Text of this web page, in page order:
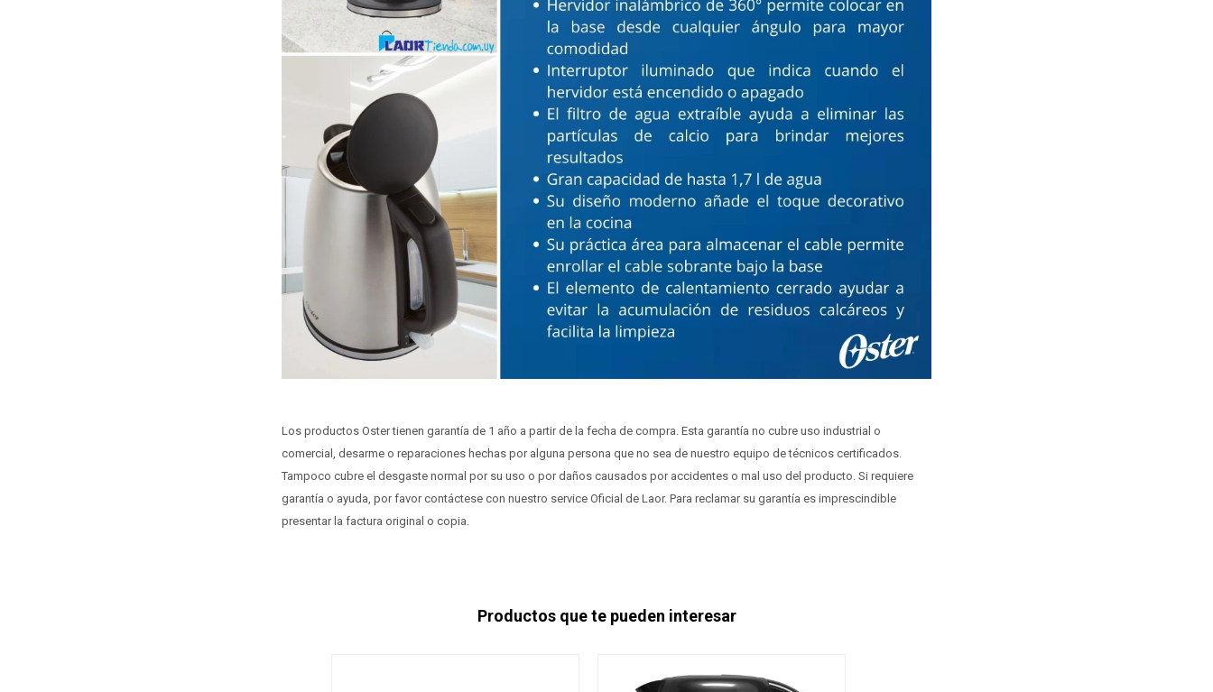
Los productos Oster tienen garantía de 1 año a partir de la fecha de compra. Esta garantía no cubre uso industrial o
comercial, desarme o reparaciones hechas por alguna persona que no sea de nuestro equipo de técnicos certificados.
Tampoco cubre el desgaste normal por su uso o por daños causados por accidentes o mal uso del producto. Si requiere
garantía o ayuda, por favor contáctese con nuestro service Oficial de Laor. Para reclamar su garantía es imprescindible
presentar la factura original o copia.
Productos que te pueden interesar